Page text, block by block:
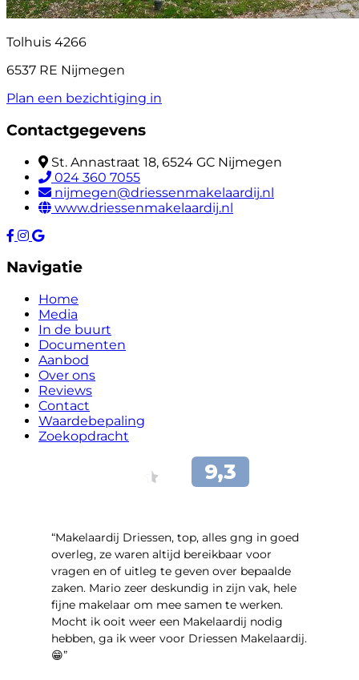
Tolhuis 4266
6537 RE Nijmegen
Plan een bezichtiging in
Contactgegevens
St. Annastraat 18, 6524 GC Nijmegen
024 360 7055
nijmegen@driessenmakelaardij.nl
www.driessenmakelaardij.nl
Navigatie
Home
Media
In de buurt
Documenten
Aanbod
Over ons
Reviews
Contact
Waardebepaling
Zoekopdracht
“Makelaardij Driessen, top, alles gng in goed
overleg, ze waren altijd bereikbaar voor
vragen en of uitleg te geven over bepaalde
zaken. Mario zeer deskundig in zijn vak, hele
fijne makelaar om mee samen te werken.
Mocht ik ooit weer een Makelaardij nodig
hebben, ga ik weer voor Driessen Makelaardij.
😁”